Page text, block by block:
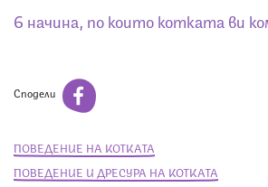
6 начина, по които котката ви
Сподели
ПОВЕДЕНИЕ НА КОТКАТА
ПОВЕДЕНИЕ И ДРЕСУРА НА КОТКАТА